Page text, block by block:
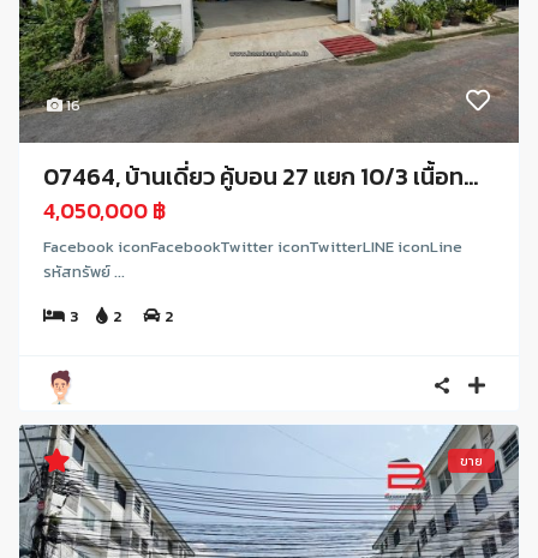
16
07464, บ้านเดี่ยว คู้บอน 27 แยก 10/3 เนื้อท...
4,050,000 ฿
Facebook iconFacebookTwitter iconTwitterLINE iconLine
รหัสทรัพย์ ...
3
2 2
ขาย